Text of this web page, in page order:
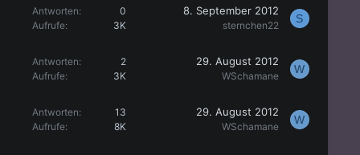
Antworten
0
Aufrufe
3K
8. September 2012
sternchen22
S
Antworten
2
Aufrufe
3K
29. August 2012
WSchamane
W
Antworten
13
Aufrufe
8K
29. August 2012
WSchamane
W